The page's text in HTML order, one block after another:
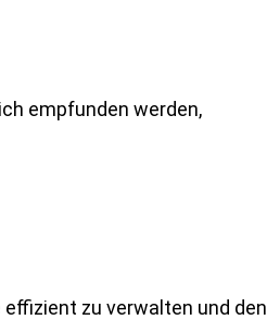
empfunden werden,
zu verwalten und den